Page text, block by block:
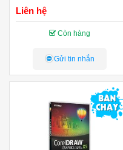
Liên hệ
Còn hàng
Gửi tin nhắn